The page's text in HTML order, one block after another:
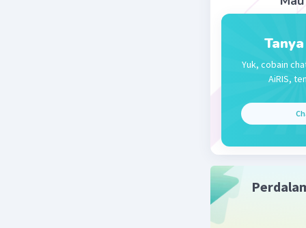
Yuk, cobain
AiRIS,